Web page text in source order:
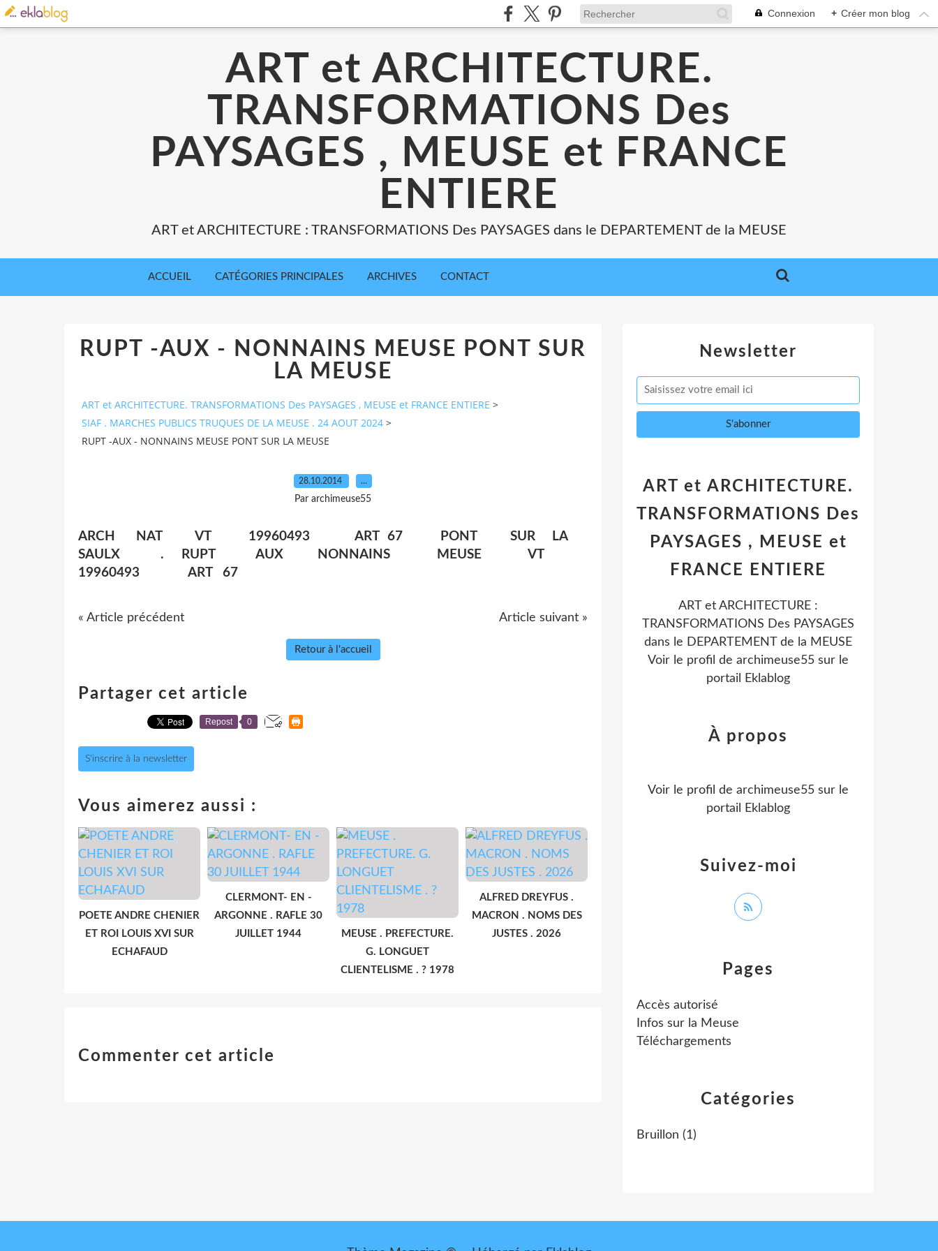
Connexion + Créer mon blog
ART et ARCHITECTURE.
TRANSFORMATIONS Des
PAYSAGES , MEUSE et FRANCE
ENTIERE
ART et ARCHITECTURE : TRANSFORMATIONS Des PAYSAGES dans le DEPARTEMENT de la MEUSE
ACCUEIL CATÉGORIES PRINCIPALES ARCHIVES CONTACT
RUPT -AUX - NONNAINS MEUSE PONT SUR
LA MEUSE
ART et ARCHITECTURE. TRANSFORMATIONS Des PAYSAGES , MEUSE et FRANCE ENTIERE >
SIAF . MARCHES PUBLICS TRUQUES DE LA MEUSE . 24 AOUT 2024 >
RUPT -AUX - NONNAINS MEUSE PONT SUR LA MEUSE
28.10.2014 …
Par archimeuse55
ARCH NAT VT 19960493 ART 67 PONT SUR LA
SAULX . RUPT AUX NONNAINS MEUSE VT
19960493 ART 67
« Article précédent Article suivant »
Retour à l'accueil
Partager cet article
Repost 0
S'inscrire à la newsletter
Vous aimerez aussi :
POETE ANDRE CHENIER
ET ROI LOUIS XVI SUR
ECHAFAUD
CLERMONT- EN -
ARGONNE . RAFLE 30
JUILLET 1944
MEUSE . PREFECTURE.
G. LONGUET
CLIENTELISME . ? 1978
ALFRED DREYFUS .
MACRON . NOMS DES
JUSTES . 2026
Commenter cet article
Newsletter
Catégories
Bruillon (1)
Pages
Accès autorisé
Infos sur la Meuse
Téléchargements
ART et ARCHITECTURE.
TRANSFORMATIONS Des
PAYSAGES , MEUSE et
FRANCE ENTIERE
ART et ARCHITECTURE :
TRANSFORMATIONS Des PAYSAGES
dans le DEPARTEMENT de la MEUSE
Voir le profil de archimeuse55 sur le
portail Eklablog
Suivez-moi
À propos
Voir le profil de archimeuse55 sur le
portail Eklablog